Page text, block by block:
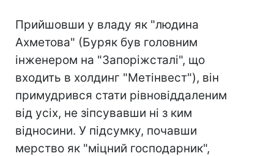
Прийшовши у владу як "людина
Ахметова" (Буряк був головним
інженером на "Запоріжсталі", що
входить в холдинг "Метінвест"), він
примудрився стати рівновіддаленим
від усіх, не зіпсувавши ні з ким
відносини. У підсумку, почавши
мерство як "міцний господарник",